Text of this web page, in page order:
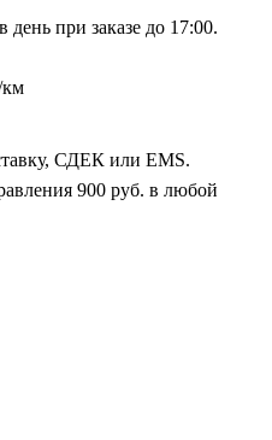
день при заказе до 17:00.
СДЕК или EMS.
900 руб. в любой